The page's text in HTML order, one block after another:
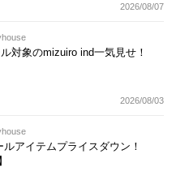
2026/08/07
対象のmizuiro ind一気見せ！
2026/08/03
ルアイテムプライスダウン！